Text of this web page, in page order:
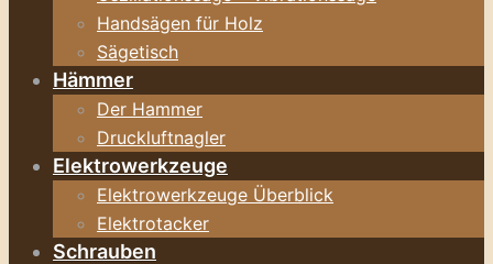
Handsägen für Holz
Sägetisch
Hämmer
Der Hammer
Druckluftnagler
Elektrowerkzeuge
Elektrowerkzeuge Überblick
Elektrotacker
Schrauben